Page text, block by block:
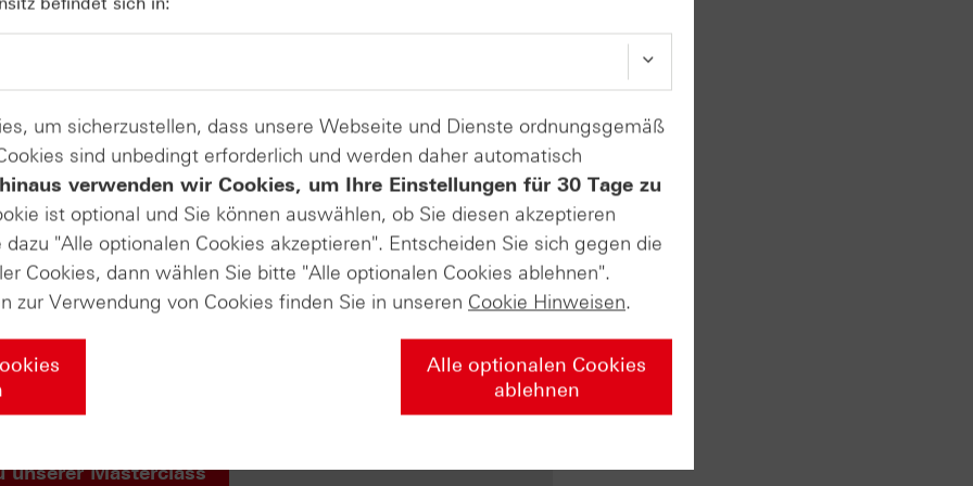
Masterclass in die Welt der Derivate
über die Grundlagen der Börse wissen müssen – von den ersten
mit Zertifikaten und professionellem Money Management. Am
Ihr Wissen nochmal vertiefen soll. Falls Sie diesen Abschlusstest
HSBC-Masterclass-Zertifikat von uns! Wir würden uns sehr
unserer Masterclass
um sicherzustellen, dass unsere Webseite und Dienste ordnungsgemäß
sind unbedingt erforderlich und werden daher automatisch
verwenden wir Cookies, um Ihre Einstellungen für 30 Tage zu
ist optional und Sie können auswählen, ob Sie diesen akzeptieren
"Alle optionalen Cookies akzeptieren". Entscheiden Sie sich gegen die
Cookies, dann wählen Sie bitte "Alle optionalen Cookies ablehnen".
zur Verwendung von Cookies finden Sie in unseren Cookie Hinweisen.
Alle optionalen Cookies
ablehnen